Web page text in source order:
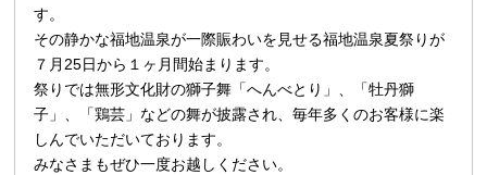
す。
その静かな福地温泉が一際賑わいを見せる福地温泉夏祭りが
７月25日から１ヶ月間始まります。
祭りでは無形文化財の獅子舞「へんべとり」、「牡丹獅
子」、「鶏芸」などの舞が披露され、毎年多くのお客様に楽
しんでいただいております。
みなさまもぜひ一度お越しください。